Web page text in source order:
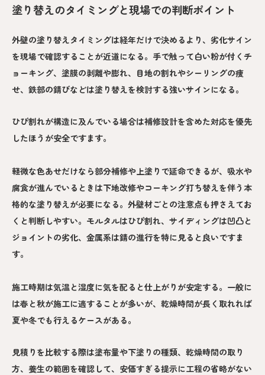
塗り替えのタイミングと現場での判断ポイント
外壁の塗り替えタイミングは経年だけで決めるより、劣化サイン
を現場で確認することが近道になる。手で触って白い粉が付くチ
ョーキング、塗膜の剥離や膨れ、目地の割れやシーリングの痩
せ、鉄部の錆びなどは塗り替えを検討する強いサインになる。
ひび割れが構造に及んでいる場合は補修設計を含めた対応を優先
したほうが安全ですます。
軽微な色あせだけなら部分補修や上塗りで延命できるが、吸水や
腐食が進んでいるときは下地改修やコーキング打ち替えを伴う本
格的な塗り替えが必要になる。外壁材ごとの注意点も押さえてお
くと判断しやすい。モルタルはひび割れ、サイディングは凹凸と
ジョイントの劣化、金属系は錆の進行を特に見ると良いですま
す。
施工時期は気温と湿度に気を配ると仕上がりが安定する。一般に
は春と秋が施工に適することが多いが、乾燥時間が長く取れれば
夏や冬でも行えるケースがある。
見積りを比較する際は塗布量や下塗りの種類、乾燥時間の取り
方、養生の範囲を確認して、安価すぎる提示に工程の省略がない